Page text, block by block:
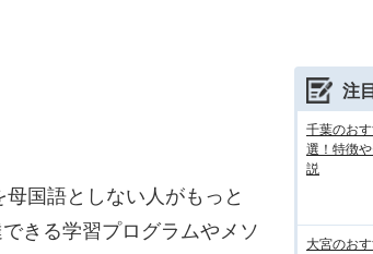
国語としない人がもっと
きる学習プログラムやメソ
注
千葉のお
選！特徴
説
大宮のお